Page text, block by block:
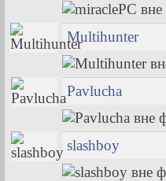
Multihunter
Pavlucha
slashboy